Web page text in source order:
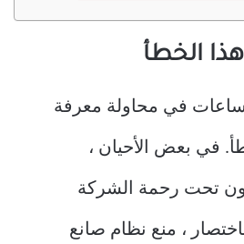
الخطأ
في محاولة معرفة
في بعض الأحيان ،
تحت رحمة الشركة
، منع نظام صانع